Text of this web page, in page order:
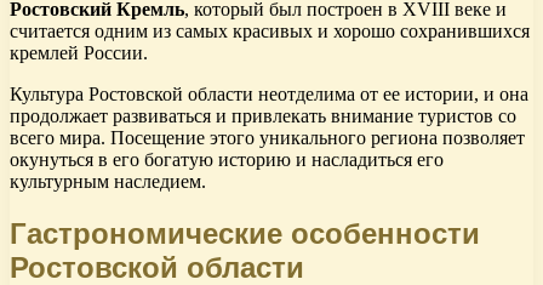
Ростовский Кремль, который был построен в XVIII веке и
считается одним из самых красивых и хорошо сохранившихся
кремлей России.
Культура Ростовской области неотделима от ее истории, и она
продолжает развиваться и привлекать внимание туристов со
всего мира. Посещение этого уникального региона позволяет
окунуться в его богатую историю и насладиться его
культурным наследием.
Гастрономические особенности
Ростовской области